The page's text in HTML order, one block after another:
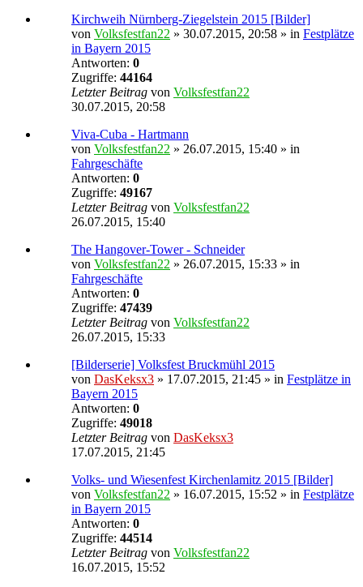
Kirchweih Nürnberg-Ziegelstein 2015 [Bilder]
von Volksfestfan22 » 30.07.2015, 20:58 » in Festplätze
in Bayern 2015
Antworten: 0
Zugriffe: 44164
Letzter Beitrag von Volksfestfan22
30.07.2015, 20:58
Viva-Cuba - Hartmann
von Volksfestfan22 » 26.07.2015, 15:40 » in
Fahrgeschäfte
Antworten: 0
Zugriffe: 49167
Letzter Beitrag von Volksfestfan22
26.07.2015, 15:40
The Hangover-Tower - Schneider
von Volksfestfan22 » 26.07.2015, 15:33 » in
Fahrgeschäfte
Antworten: 0
Zugriffe: 47439
Letzter Beitrag von Volksfestfan22
26.07.2015, 15:33
[Bilderserie] Volksfest Bruckmühl 2015
von DasKeksx3 » 17.07.2015, 21:45 » in Festplätze in
Bayern 2015
Antworten: 0
Zugriffe: 49018
Letzter Beitrag von DasKeksx3
17.07.2015, 21:45
Volks- und Wiesenfest Kirchenlamitz 2015 [Bilder]
von Volksfestfan22 » 16.07.2015, 15:52 » in Festplätze
in Bayern 2015
Antworten: 0
Zugriffe: 44514
Letzter Beitrag von Volksfestfan22
16.07.2015, 15:52